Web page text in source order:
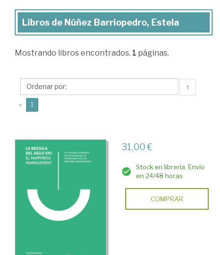
Libros
Núñez
Estela
Libros de Núñez Barriopedro, Estela
Mostrando libros encontrados. 1 páginas.
↑
« 1
31,00 €
Stock en librería. Envío
en 24/48 horas
COMPRAR